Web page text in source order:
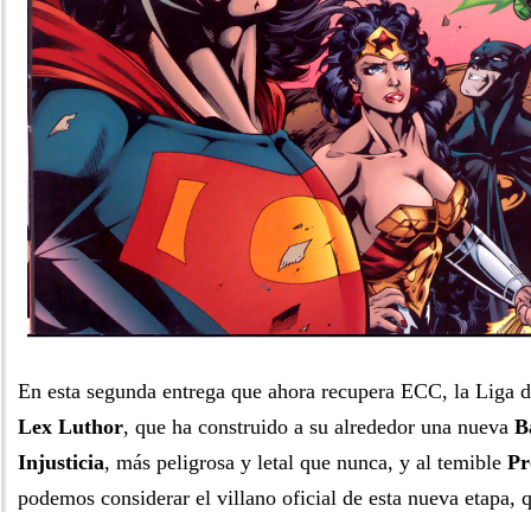
En esta segunda entrega que ahora recupera ECC, la Liga
Lex Luthor, que ha construido a su alrededor una nueva
Injusticia, más peligrosa y letal que nunca, y al temible
podemos considerar el villano oficial de esta nueva etapa,